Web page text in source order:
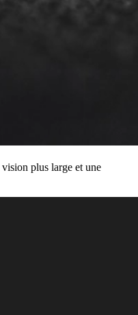
plus large et une